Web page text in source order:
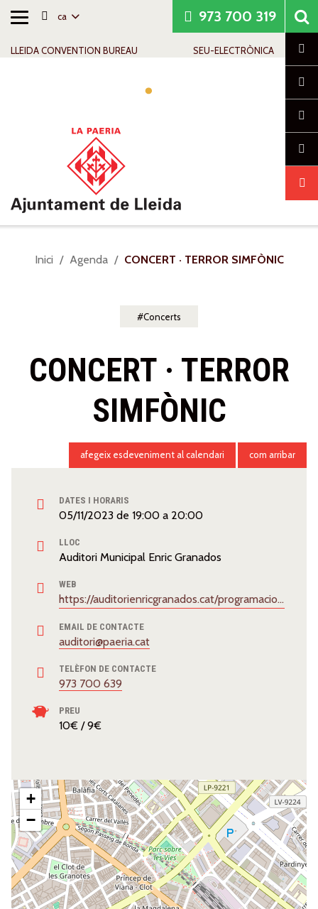
Alternar
ca
LLEIDA CONVENTION BUREAU SEU-ELECTRÒNICA
973 700 319
Sou
Inici Agenda CONCERT · TERROR SIMFÒNIC
Concerts
CONCERT · TERROR
SIMFÒNIC
DATES I HORARIS
05/11/2023 de 19:00 a 20:00
LLOC
Auditori Municipal Enric Granados
WEB
https://auditorienricgranados.cat/programacio/terror-simfonic-banda-municipal-de-lleida/
EMAIL DE CONTACTE
auditori@paeria.cat
TELÈFON DE CONTACTE
973 700 639
PREU
10€ / 9€
afegeix esdeveniment al calendari com arribar
+
−